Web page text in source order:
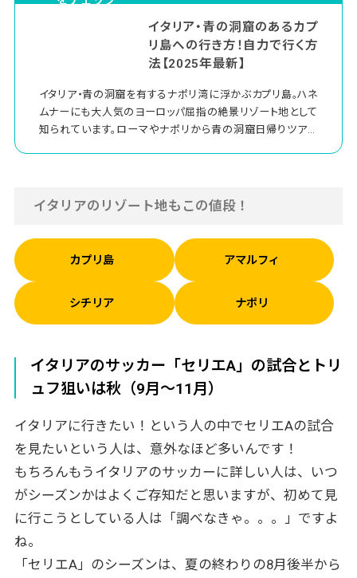
イタリア・青の洞窟のあるカプ
リ島への行き方！自力で行く方
法【2025年最新】
イタリア・青の洞窟を有するナポリ湾に浮かぶカプリ島。ハネ
ムナーにも大人気のヨーロッパ屈指の絶景リゾート地として
知られています。ローマやナポリから青の洞窟日帰りツアー
イタリアのリゾート地もこの値段！
カプリ島 アマルフィ
シチリア ナポリ
イタリアのサッカー「セリエA」の試合とトリ
ュフ狙いは秋（9月～11月）
イタリアに行きたい！という人の中でセリエAの試合
を見たいという人は、意外なほど多いんです！
もちろんもうイタリアのサッカーに詳しい人は、いつ
がシーズンかはよくご存知だと思いますが、初めて見
に行こうとしている人は「調べなきゃ。。。」ですよ
ね。
「セリエA」のシーズンは、夏の終わりの8月後半から